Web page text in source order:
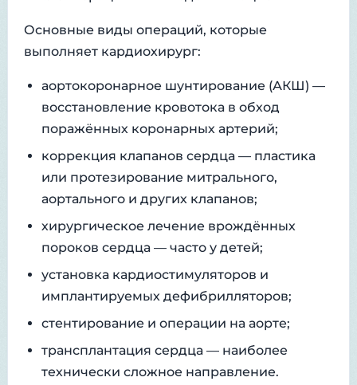
Основные виды операций, которые
выполняет кардиохирург:
аортокоронарное шунтирование (АКШ) —
восстановление кровотока в обход
поражённых коронарных артерий;
коррекция клапанов сердца — пластика
или протезирование митрального,
аортального и других клапанов;
хирургическое лечение врождённых
пороков сердца — часто у детей;
установка кардиостимуляторов и
имплантируемых дефибрилляторов;
стентирование и операции на аорте;
трансплантация сердца — наиболее
технически сложное направление.